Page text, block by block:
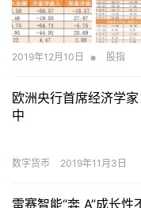
2019年12月10日 • 股指
欧洲央行首席经济学
中
数字货币 2019年11月3日
雷赛智能“奔 A”成长性